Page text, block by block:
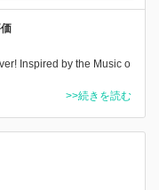
Inspired by the Music o
>>続きを読む